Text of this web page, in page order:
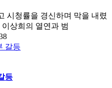
시청률을 경신하며 막을 내렸
상희의 열연과 범
등